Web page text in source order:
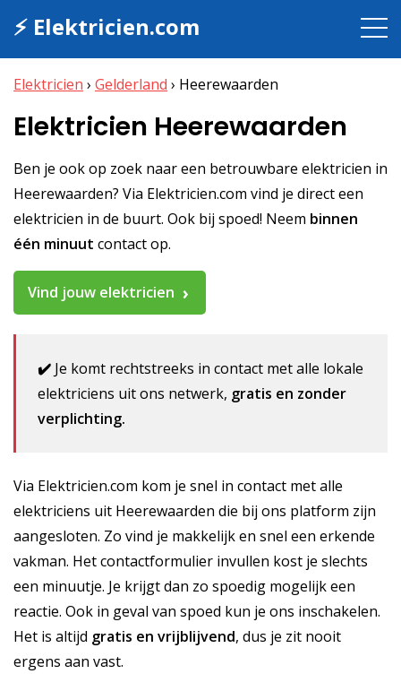
⚡ Elektricien.com
Elektricien › Gelderland › Heerewaarden
Elektricien Heerewaarden
Ben je ook op zoek naar een betrouwbare elektricien in
Heerewaarden? Via Elektricien.com vind je direct een
elektricien in de buurt. Ook bij spoed! Neem binnen
één minuut contact op.
Vind jouw elektricien
✔️ Je komt rechtstreeks in contact met alle lokale
elektriciens uit ons netwerk, gratis en zonder
verplichting.
Via Elektricien.com kom je snel in contact met alle
elektriciens uit Heerewaarden die bij ons platform zijn
aangesloten. Zo vind je makkelijk en snel een erkende
vakman. Het contactformulier invullen kost je slechts
een minuutje. Je krijgt dan zo spoedig mogelijk een
reactie. Ook in geval van spoed kun je ons inschakelen.
Het is altijd gratis en vrijblijvend, dus je zit nooit
ergens aan vast.